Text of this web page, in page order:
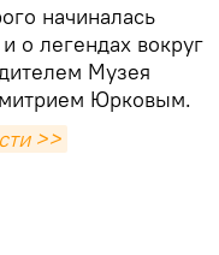
начиналась
о легендах вокруг
Музея
Юрковым.
>>